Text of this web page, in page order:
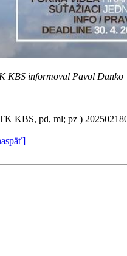
KBS informoval Pavol Danko
KBS, pd, ml; pz )